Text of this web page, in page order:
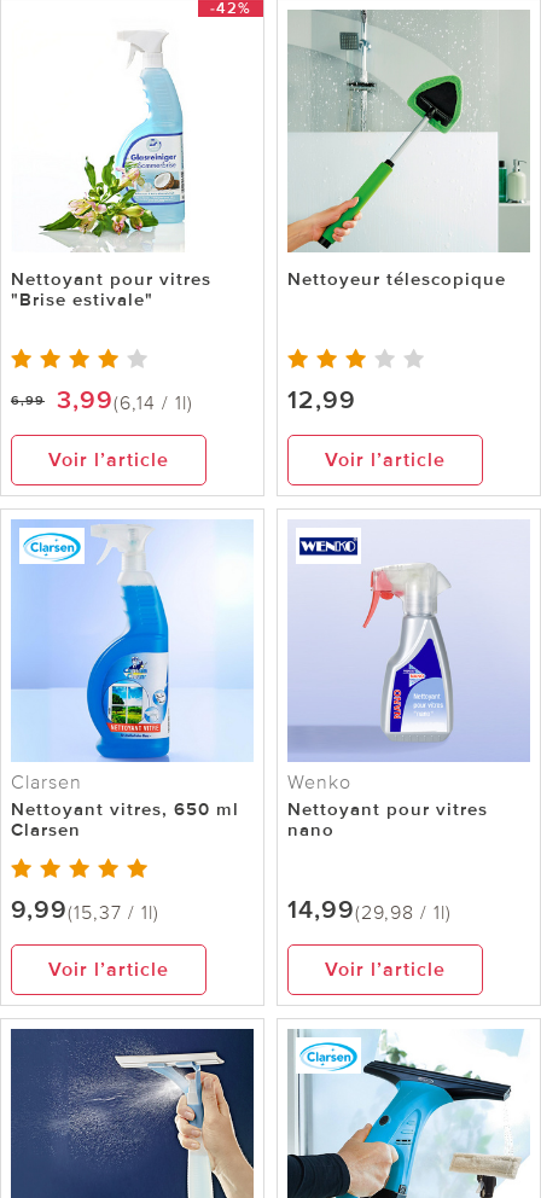
-42%
Nettoyant pour vitres
"Brise estivale"
6,99 3,99(6,14 / 1l)
Voir l’article
Nettoyeur télescopique
12,99
Voir l’article
Clarsen
Nettoyant vitres, 650 ml
Clarsen
9,99(15,37 / 1l)
Voir l’article
Wenko
Nettoyant pour vitres
nano
14,99(29,98 / 1l)
Voir l’article